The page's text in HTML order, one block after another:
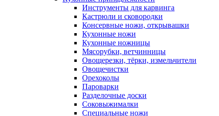
Инструменты для карвинга
Кастрюли и сковородки
Консервные ножи, открывашки
Кухонные ножи
Кухонные ножницы
Мясорубки, ветчинницы
Овощерезки, тёрки, измельчители
Овощечистки
Орехоколы
Пароварки
Разделочные доски
Соковыжималки
Специальные ножи